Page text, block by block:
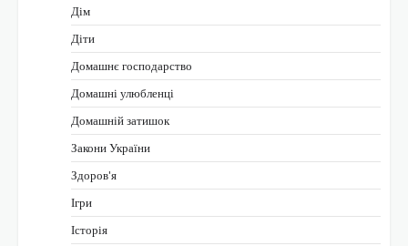
Дім
Діти
Домашнє господарство
Домашні улюбленці
Домашній затишок
Закони України
Здоров'я
Ігри
Історія